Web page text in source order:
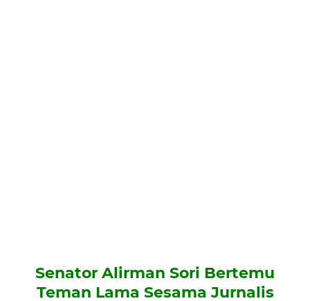
Senator Alirman Sori Bertemu
Teman Lama Sesama Jurnalis